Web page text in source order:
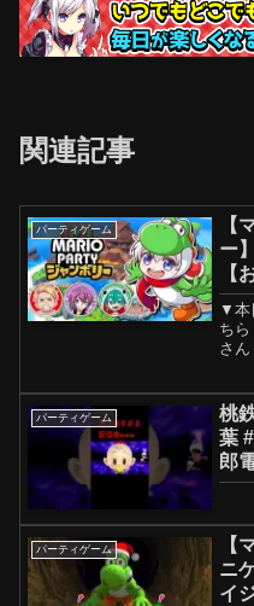
関連記事
パーティゲーム
【
ー
【
▼本
ち
さ
バ
パーティゲーム
桃
葉
郎
パーティゲーム
【
ニ
イ